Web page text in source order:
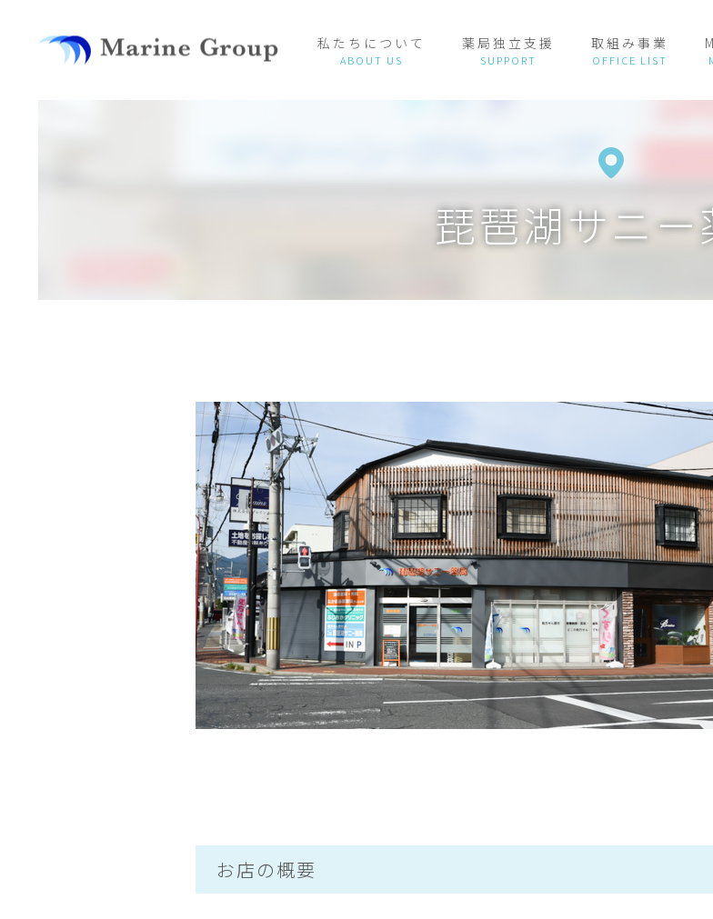
私たちについて 薬局独立支援 取組み事業
琵琶湖サニー
お店の概要